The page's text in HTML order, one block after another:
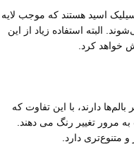
اسید هستند که موجب لایه
البته استفاده زیاد از این
خواهد کرد.
دارند، با این تفاوت که
مرور تغییر رنگ می دهند.
متنوع‌تری دارد.